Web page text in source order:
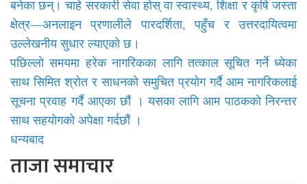
बनेका छन्। चाहे सरकारी सेवा होस् वा स्वास्थ्य, शिक्षा र कृषि जस्ता
क्षेत्र—अनलाइन प्रणालीले पारदर्शिता, पहुँच र उत्तरदायित्वमा
उल्लेखनीय सुधार ल्याएको छ।
पछिल्लो समयमा हरेक नागरिकका लागि तत्काल सूचित गर्ने ध्येका
साथ सिमित श्रोत र साधनको समुचित प्रयोग गर्दै आम नागरिकलाई
सूचना प्रवाह गर्दै आएका छौं । यसका लागि आम पाठकको निरन्तर
साथ सहयोगको अपेक्षा गर्दछौं ।
धन्यबाद
ताजा समाचार